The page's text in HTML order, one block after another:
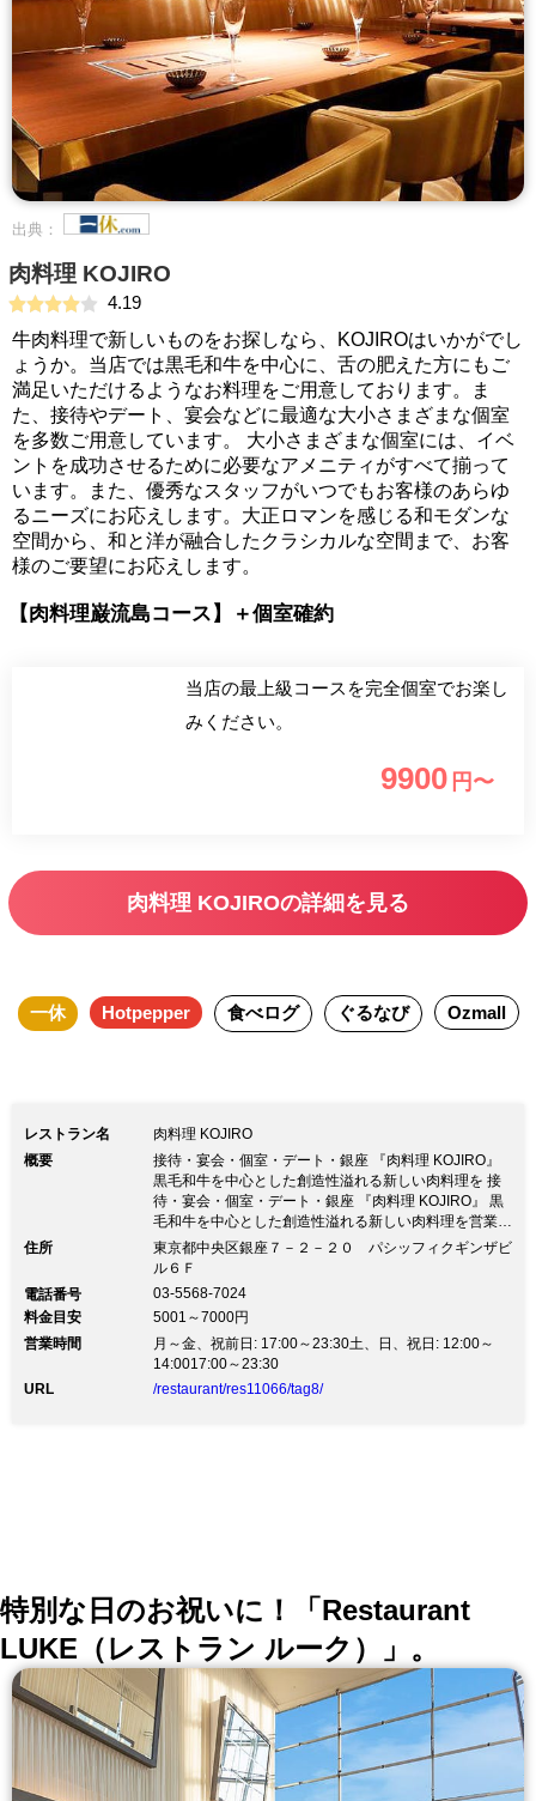
出典：
肉料理 KOJIRO
4.19
牛肉料理で新しいものをお探しなら、KOJIROはいかがでし
ょうか。当店では黒毛和牛を中心に、舌の肥えた方にもご
満足いただけるようなお料理をご用意しております。ま
た、接待やデート、宴会などに最適な大小さまざまな個室
を多数ご用意しています。 大小さまざまな個室には、イベ
ントを成功させるために必要なアメニティがすべて揃って
います。また、優秀なスタッフがいつでもお客様のあらゆ
るニーズにお応えします。大正ロマンを感じる和モダンな
空間から、和と洋が融合したクラシカルな空間まで、お客
様のご要望にお応えします。
【肉料理巌流島コース】＋個室確約
当店の最上級コースを完全個室でお楽し
みください。
9900 円〜
肉料理 KOJIROの詳細を見る
一休 Hotpepper 食べログ ぐるなび Ozmall
レストラン名
肉料理 KOJIRO
概要
接待・宴会・個室・デート・銀座 『肉料理 KOJIRO』
黒毛和牛を中心とした創造性溢れる新しい肉料理を 接
待・宴会・個室・デート・銀座 『肉料理 KOJIRO』 黒
毛和牛を中心とした創造性溢れる新しい肉料理を営業に
あたりましては、 感染予防への取り組みとして社会的
距離の確保、 従業員の「検温」「手洗い・消毒」「マ
力を賜ります様、お願い申し上げます。 創造性溢れる
新たな肉料理を・・ KOJIROでは黒毛和牛を中心とした
新たなスタイルの肉料理をご用意しております。
住所
東京都中央区銀座７－２－２０ パシッフィクギンザビ
ル６Ｆ
電話番号
03-5568-7024
料金目安
5001～7000円
営業時間
月～金、祝前日: 17:00～23:30土、日、祝日: 12:00～
14:0017:00～23:30
URL
/restaurant/res11066/tag8/
特別な日のお祝いに！「Restaurant
LUKE（レストラン ルーク）」。